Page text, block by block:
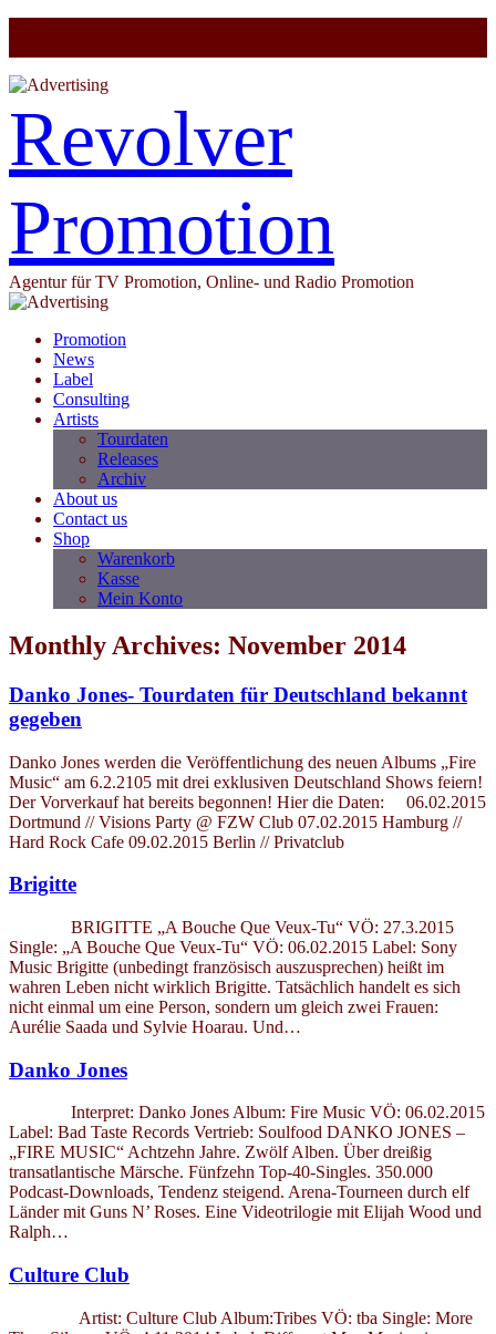
Revolver
Promotion
Agentur für TV Promotion, Online- und Radio Promotion
Promotion
News
Label
Consulting
Artists
Tourdaten
Releases
Archiv
About us
Contact us
Shop
Warenkorb
Kasse
Mein Konto
Monthly Archives: November 2014
Danko Jones- Tourdaten für Deutschland bekannt
gegeben
Danko Jones werden die Veröffentlichung des neuen Albums „Fire
Music“ am 6.2.2105 mit drei exklusiven Deutschland Shows feiern!
Der Vorverkauf hat bereits begonnen! Hier die Daten: 06.02.2015
Dortmund // Visions Party @ FZW Club 07.02.2015 Hamburg //
Hard Rock Cafe 09.02.2015 Berlin // Privatclub
Brigitte
BRIGITTE „A Bouche Que Veux-Tu“ VÖ: 27.3.2015
Single: „A Bouche Que Veux-Tu“ VÖ: 06.02.2015 Label: Sony
Music Brigitte (unbedingt französisch auszusprechen) heißt im
wahren Leben nicht wirklich Brigitte. Tatsächlich handelt es sich
nicht einmal um eine Person, sondern um gleich zwei Frauen:
Aurélie Saada und Sylvie Hoarau. Und…
Danko Jones
Interpret: Danko Jones Album: Fire Music VÖ: 06.02.2015
Label: Bad Taste Records Vertrieb: Soulfood DANKO JONES –
„FIRE MUSIC“ Achtzehn Jahre. Zwölf Alben. Über dreißig
transatlantische Märsche. Fünfzehn Top-40-Singles. 350.000
Podcast-Downloads, Tendenz steigend. Arena-Tourneen durch elf
Länder mit Guns N’ Roses. Eine Videotrilogie mit Elijah Wood und
Ralph…
Culture Club
Artist: Culture Club Album:Tribes VÖ: tba Single: More